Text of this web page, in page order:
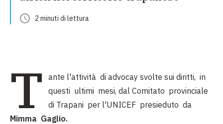
2 minuti di lettura
T
ante l'attività di advocay svolte sui diritti, in
questi ultimi mesi, dal Comitato provinciale
di Trapani per l'UNICEF presieduto da
Mimma Gaglio.